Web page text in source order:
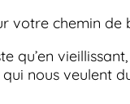
chemin de
qu’en
nous veulent